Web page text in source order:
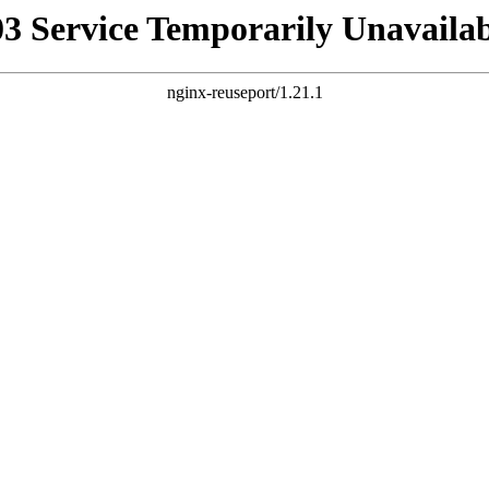
Service Temporarily
nginx-reuseport/1.21.1